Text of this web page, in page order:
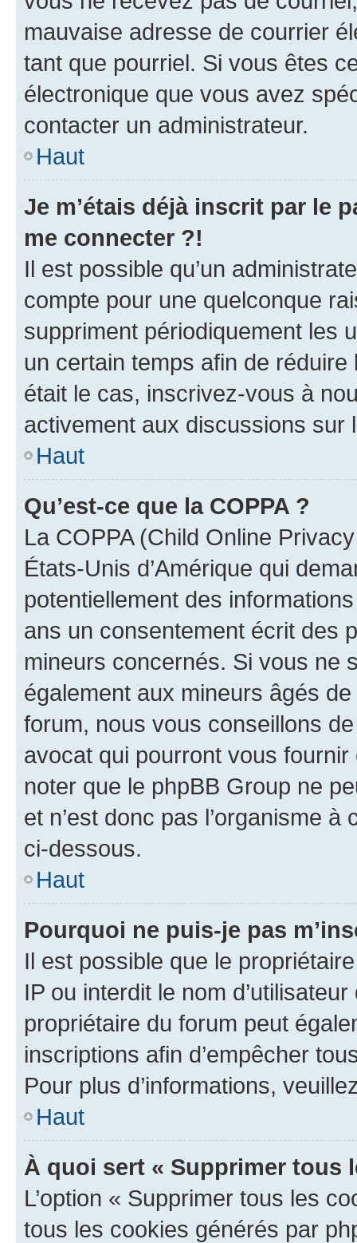
mauvaise adresse de courrier
tant que pourriel. Si vous êtes
électronique que vous avez
contacter un administrateur.
Haut
Je m’étais déjà inscrit par le
me connecter ?!
Il est possible qu’un
compte pour une quelconque
suppriment périodiquement les
un certain temps afin de
était le cas, inscrivez-vous à
activement aux discussions sur
Haut
Qu’est-ce que la COPPA ?
La COPPA (Child Online
États-Unis d’Amérique qui
potentiellement des
ans un consentement écrit des
mineurs concernés. Si vous ne
également aux mineurs âgés
forum, nous vous conseillons
avocat qui pourront vous
noter que le phpBB Group ne
et n’est donc pas l’organisme
ci-dessous.
Haut
Pourquoi ne puis-je pas
Il est possible que le
IP ou interdit le nom
propriétaire du forum peut
inscriptions afin d’empêcher
Pour plus d’informations,
Haut
À quoi sert « Supprimer tous
L’option « Supprimer tous les
tous les cookies générés par